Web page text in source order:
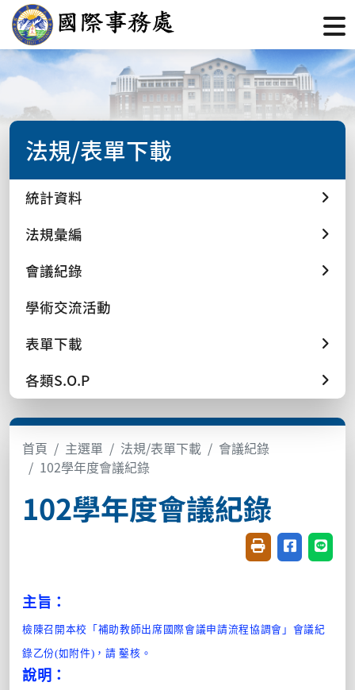
法規/表單下載
統計資料
法規彙編
會議紀錄
學術交流活動
表單下載
各類S.O.P
首頁 主選單 法規/表單下載
會議紀錄
102學年度會議紀錄
102學年度會議紀錄
友善列印(開新視
分享至臉書
分享
主旨：
檢陳召開本校「補助教師出席國際會議申請流程協調會」會議紀
錄乙份(如附件)，請 鑿核。
說明：